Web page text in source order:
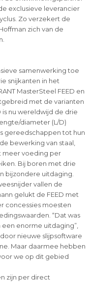
exclusieve leverancier
Zo verzekert de
zich van de
samenwerking toe
snijkanten in het
MasterSteel FEED en
met de varianten
is nu wereldwijd de drie
diameter (L/D)
gereedschappen tot hun
bewerking van staal,
meer voeding per
Bij boren met drie
bijzondere uitdaging.
vallen de
gelukt de FEED met
concessies moesten
“Dat was
enorme uitdaging”,
nieuwe slijpsoftware
Maar daarmee hebben
we op dit gebied
zijn per direct